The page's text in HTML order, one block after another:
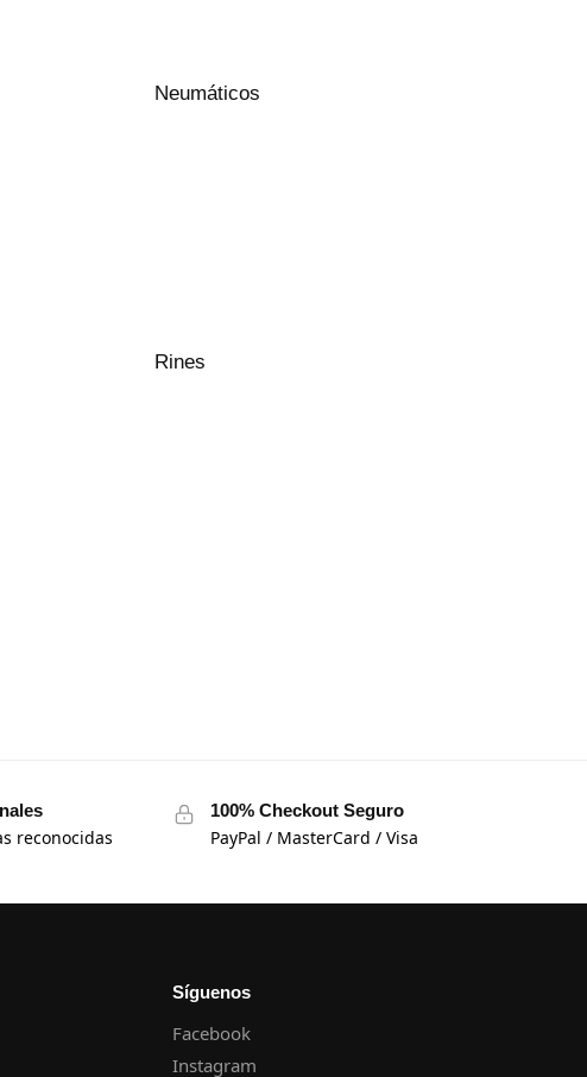
Neumáticos
Rines
reconocidas
100% Checkout Seguro
PayPal / MasterCard / Visa
Síguenos
Facebook
Instagram